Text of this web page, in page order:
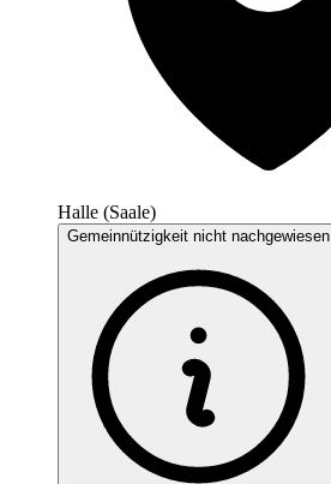
Halle (Saale)
Gemeinnützigkeit nicht nachgewiesen